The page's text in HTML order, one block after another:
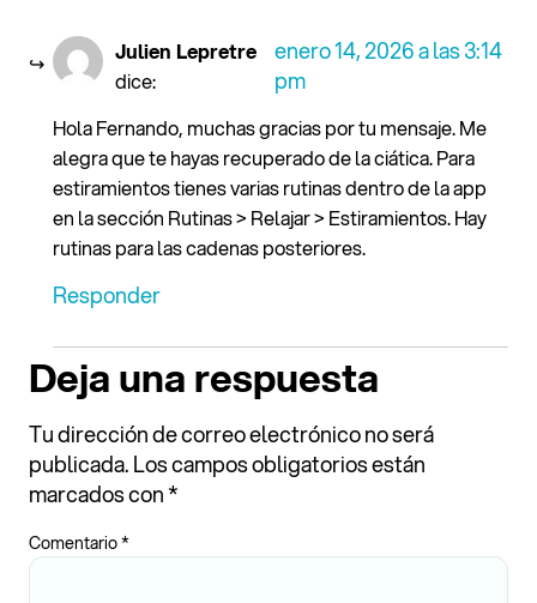
Julien Lepretre
dice:
enero 14, 2026 a las 3:14
pm
Hola Fernando, muchas gracias por tu mensaje. Me
alegra que te hayas recuperado de la ciática. Para
estiramientos tienes varias rutinas dentro de la app
en la sección Rutinas > Relajar > Estiramientos. Hay
rutinas para las cadenas posteriores.
Responder
Deja una respuesta
Tu dirección de correo electrónico no será
publicada.Los campos obligatorios están
marcados con*
Comentario*